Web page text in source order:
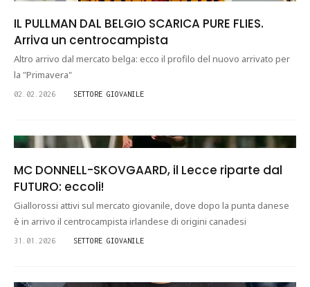
IL PULLMAN DAL BELGIO SCARICA PURE FLIES.
Arriva un centrocampista
Altro arrivo dal mercato belga: ecco il profilo del nuovo arrivato per
la "Primavera"
02.02.2026 SETTORE GIOVANILE
MC DONNELL-SKOVGAARD, il Lecce riparte dal
FUTURO: eccoli!
Giallorossi attivi sul mercato giovanile, dove dopo la punta danese
è in arrivo il centrocampista irlandese di origini canadesi
31.01.2026 SETTORE GIOVANILE